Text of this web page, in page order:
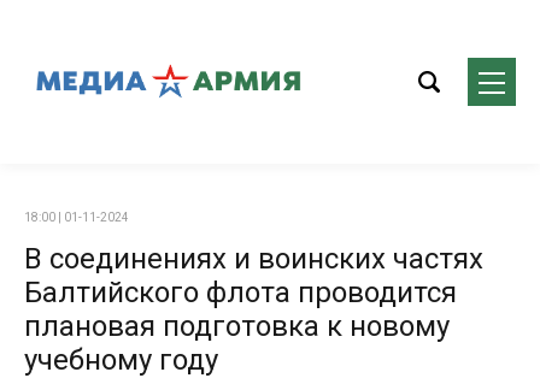
18:00 | 01-11-2024
В соединениях и воинских частях
Балтийского флота проводится
плановая подготовка к новому
учебному году